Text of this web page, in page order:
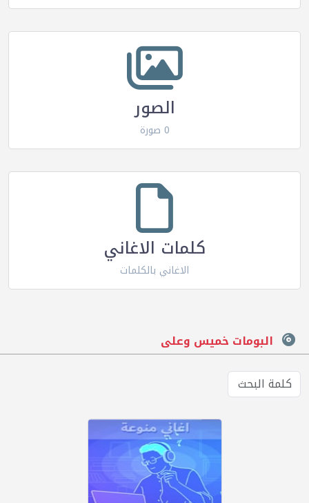
الصور
0 صورة
كلمات الاغاني
الاغاني بالكلمات
البومات خميس وعلى